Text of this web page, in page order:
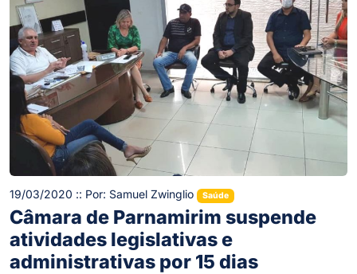
19/03/2020 :: Por: Samuel Zwinglio Saúde
Câmara de Parnamirim suspende
atividades legislativas e
administrativas por 15 dias